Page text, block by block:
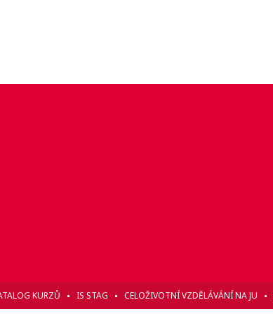
KURZŮ IS STAG CELOŽIVOTNÍ VZDĚLÁVÁNÍ NA JU